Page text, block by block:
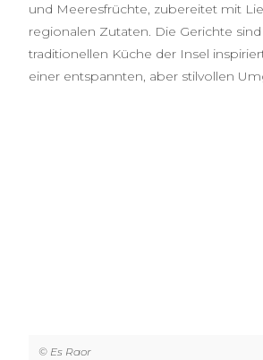
und Meeresfrüchte, zubereitet mit
regionalen Zutaten. Die Gerichte
traditionellen Küche der Insel
einer entspannten, aber stilvollen
© Es Raor